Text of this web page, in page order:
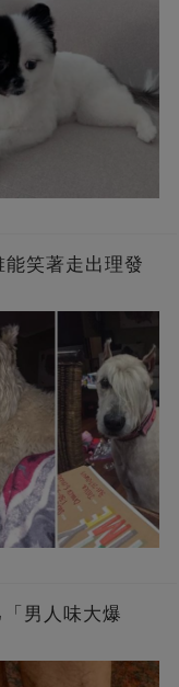
笑著走出理發
男人味大爆